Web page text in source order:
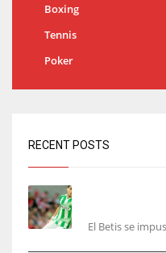
Boxing
Tennis
Poker
RECENT POSTS
El Betis se